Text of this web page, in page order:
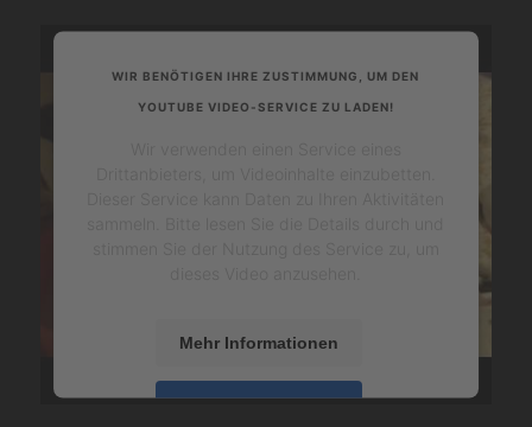
WIR BENÖTIGEN IHRE ZUSTIMMUNG, UM DEN
YOUTUBE VIDEO-SERVICE ZU LADEN!
Mehr Informationen
Akzeptieren